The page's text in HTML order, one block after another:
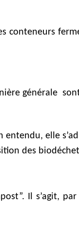
conteneurs
générale
elle
des
Il s’agit,